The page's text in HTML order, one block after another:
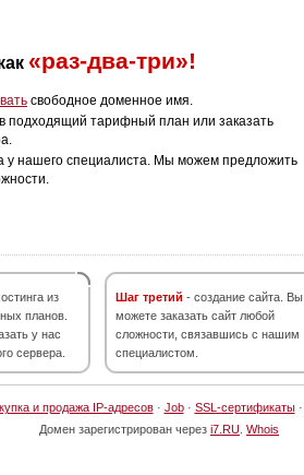
«раз-два-три»!
свободное доменное имя.
подходящий тарифный план или заказать
у нашего специалиста. Мы можем предложить
из
планов.
у нас
сервера.
Шаг третий - создание сайта. Вы
можете заказать сайт любой
сложности, связавшись с нашим
специалистом.
и продажа IP-адресов· Job· SSL-сертификаты·
Домен зарегистрирован через i7.RU Whois